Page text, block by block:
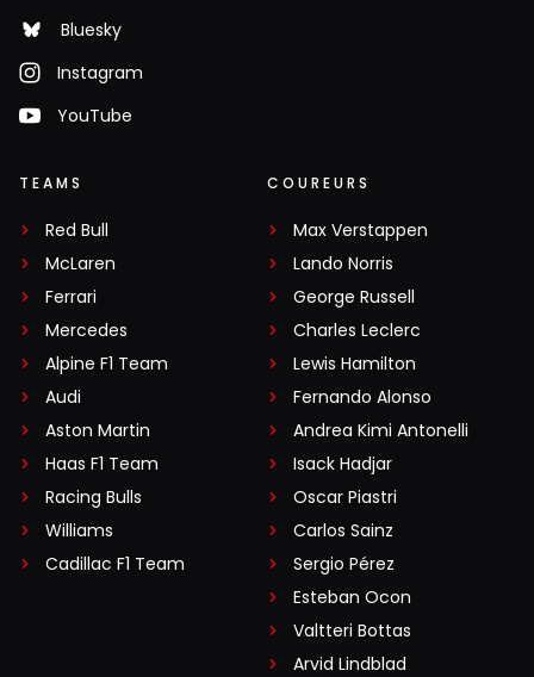
Bluesky
Instagram
YouTube
TEAMS
Red Bull
McLaren
Ferrari
Mercedes
Alpine F1 Team
Audi
Aston Martin
Haas F1 Team
Racing Bulls
Williams
Cadillac F1 Team
COUREURS
Max Verstappen
Lando Norris
George Russell
Charles Leclerc
Lewis Hamilton
Fernando Alonso
Andrea Kimi Antonelli
Isack Hadjar
Oscar Piastri
Carlos Sainz
Sergio Pérez
Esteban Ocon
Valtteri Bottas
Arvid Lindblad